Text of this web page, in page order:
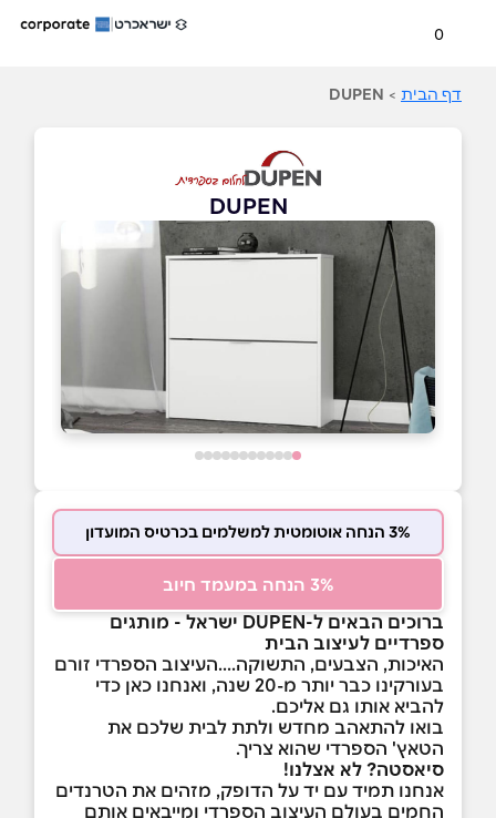
0
דף הבית >
DUPEN
DUPEN
3% הנחה אוטומטית למשלמים בכרטיס המועדון
3% הנחה במעמד חיוב
ברוכים הבאים ל-DUPEN ישראל - מותגים
ספרדיים לעיצוב הבית
האיכות, הצבעים, התשוקה....העיצוב הספרדי זורם
בעורקינו כבר יותר מ-20 שנה, ואנחנו כאן כדי
להביא אותו גם אליכם.
בואו להתאהב מחדש ולתת לבית שלכם את
הטאץ' הספרדי שהוא צריך.
סיאסטה? לא אצלנו!
אנחנו תמיד עם יד על הדופק, מזהים את הטרנדים
החמים בעולם העיצוב הספרדי ומייבאים אותם